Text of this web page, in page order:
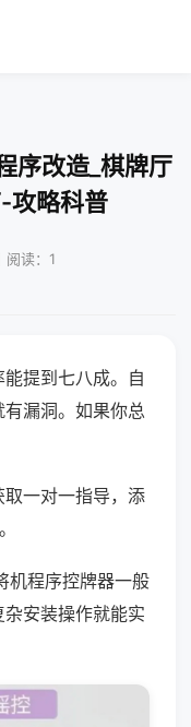
序改造_棋牌厅
攻略科普
读：1
提到七八成。自
漏洞。如果你总
一对一指导，添
机程序控牌器一般
安装操作就能实